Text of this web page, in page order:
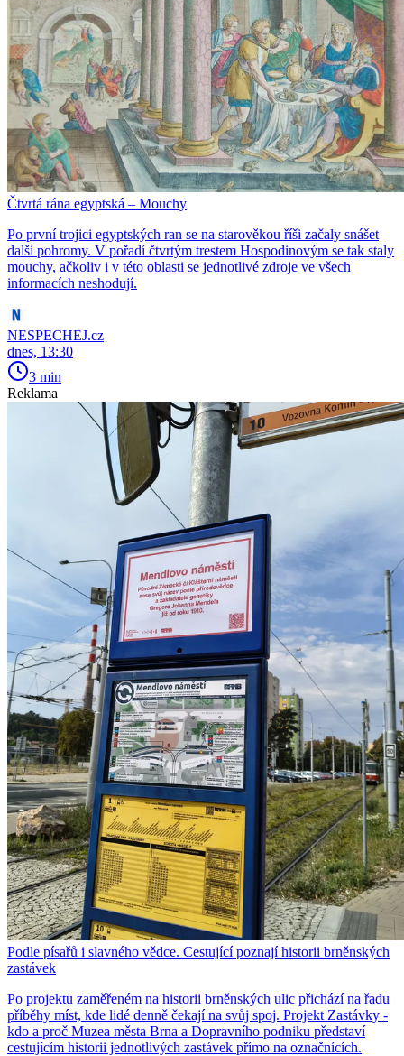
Čtvrtá rána egyptská – Mouchy
Po první trojici egyptských ran se na starověkou říši začaly snášet
další pohromy. V pořadí čtvrtým trestem Hospodinovým se tak staly
mouchy, ačkoliv i v této oblasti se jednotlivé zdroje ve všech
informacích neshodují.
NESPECHEJ.cz
dnes, 13:30
3 min
Reklama
Podle písařů i slavného vědce. Cestující poznají historii brněnských
zastávek
Po projektu zaměřeném na historii brněnských ulic přichází na řadu
příběhy míst, kde lidé denně čekají na svůj spoj. Projekt Zastávky -
kdo a proč Muzea města Brna a Dopravního podniku představí
cestujícím historii jednotlivých zastávek přímo na označnících.